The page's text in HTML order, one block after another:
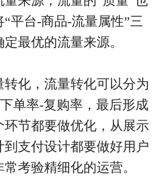
平台-商品-流量属性”三
最优的流量来源。
化，流量转化可以分为
单率-复购率，最后形成
节都要做优化，从展示
支付设计都要做好用户
考验精细化的运营。